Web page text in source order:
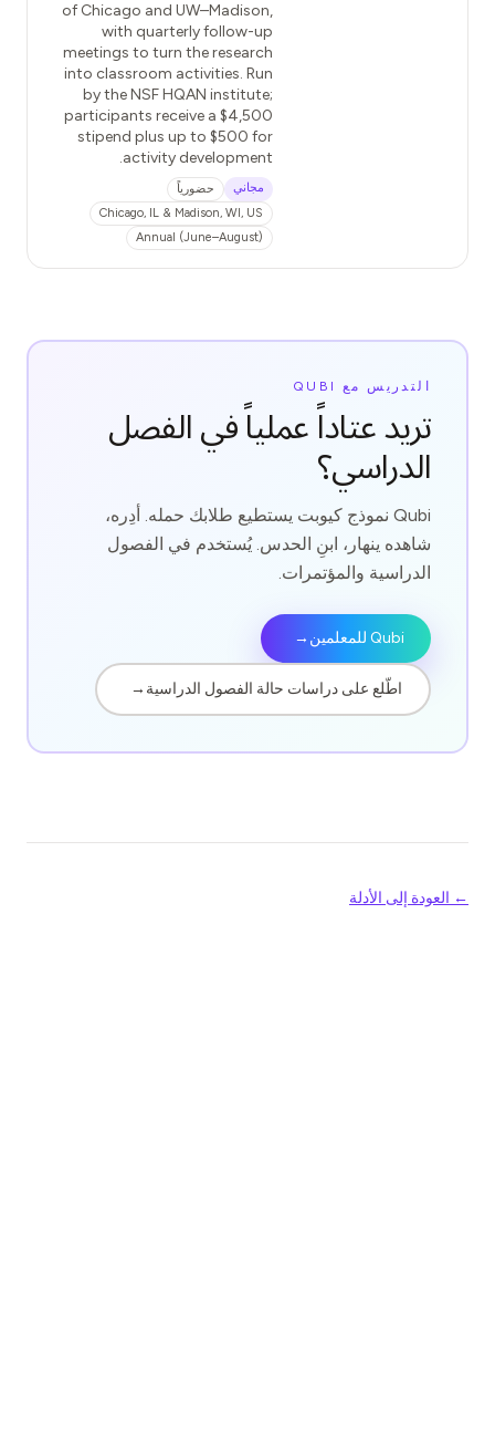
of Chicago and UW–Madison,
with quarterly follow-up
meetings to turn the research
into classroom activities. Run
by the NSF HQAN institute;
participants receive a $4,500
stipend plus up to $500 for
activity development.
مجاني
حضورياً
Chicago, IL & Madison, WI, US
Annual (June–August)
التدريس مع QUBI
تريد عتاداً عملياً في الفصل
الدراسي؟
Qubi نموذج كيوبت يستطيع طلابك حمله. أدِره،
شاهده ينهار، ابنِ الحدس. يُستخدم في الفصول
الدراسية والمؤتمرات.
Qubi للمعلمين →
اطّلع على دراسات حالة الفصول الدراسية →
← العودة إلى الأدلة